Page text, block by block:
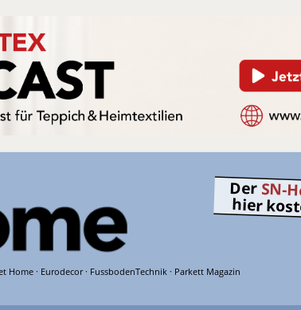
· Eurodecor · FussbodenTechnik · Parkett Magazin
Der SN-
hier